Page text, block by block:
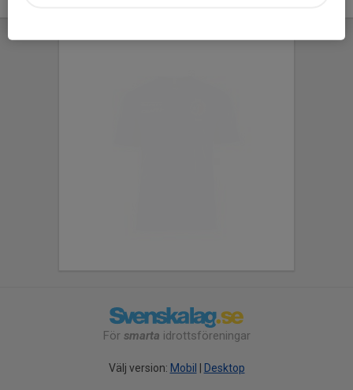
För smarta idrottsföreningar
Välj version: Mobil Desktop